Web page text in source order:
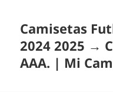
Camisetas
2024 2025 →
AAA. | Mi